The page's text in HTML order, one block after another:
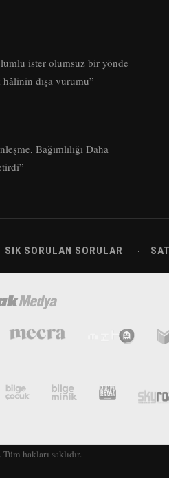
ister olumsuz bir yönde
dışa vurumu”
Bağımlılığı Daha
SIK SORULAN SORULAR
hakları saklıdır.